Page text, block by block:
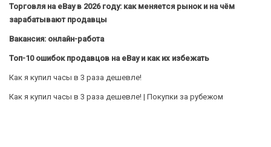
Торговля на eBay в 2026 году: как меняется рынок и на чём
зарабатывают продавцы
Вакансия: онлайн-работа
Топ-10 ошибок продавцов на eBay и как их избежать
Как я купил часы в 3 раза дешевле!
Как я купил часы в 3 раза дешевле! | Покупки за рубежом